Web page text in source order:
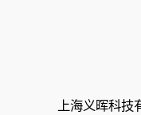
上海义晖科技